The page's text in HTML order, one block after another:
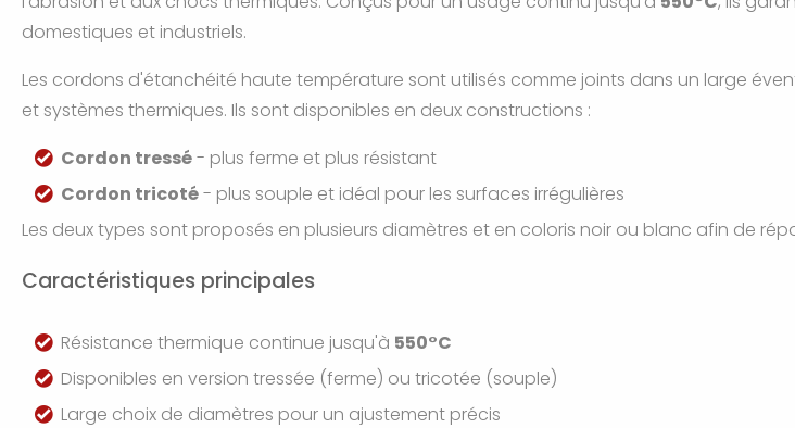
domestiques et industriels.
Les cordons d'étanchéité haute température sont utilisés comme joints dans un large
et systèmes thermiques. Ils sont disponibles en deux constructions :
Cordon tressé- plus ferme et plus résistant
Cordon tricoté- plus souple et idéal pour les surfaces irrégulières
Les deux types sont proposés en plusieurs diamètres et en coloris noir ou blanc afin de
Caractéristiques principales
Résistance thermique continue jusqu'à 550°C
Disponibles en version tressée (ferme) ou tricotée (souple)
Large choix de diamètres pour un ajustement précis